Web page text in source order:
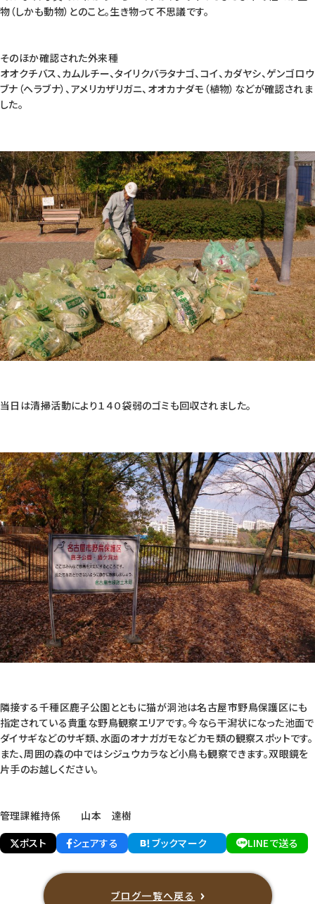
物（しかも動物）とのこと。生き物って不思議です。
そのほか確認された外来種
オオクチバス、カムルチー、タイリクバラタナゴ、コイ、カダヤシ、ゲンゴロウ
ブナ（ヘラブナ）、アメリカザリガニ、オオカナダモ（植物）などが確認されま
した。
当日は清掃活動により１４０袋弱のゴミも回収されました。
隣接する千種区鹿子公園とともに猫が洞池は名古屋市野鳥保護区にも
指定されている貴重な野鳥観察エリアです。今なら干潟状になった池面で
ダイサギなどのサギ類、水面のオナガガモなどカモ類の観察スポットです。
また、周囲の森の中ではシジュウカラなど小鳥も観察できます。双眼鏡を
片手のお越しください。
管理課維持係 山本 達樹
ポスト
シェアする ブックマーク LINEで送る
ブログ一覧へ戻る